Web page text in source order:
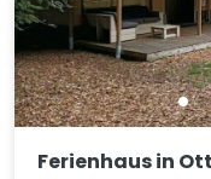
Ferienhaus in